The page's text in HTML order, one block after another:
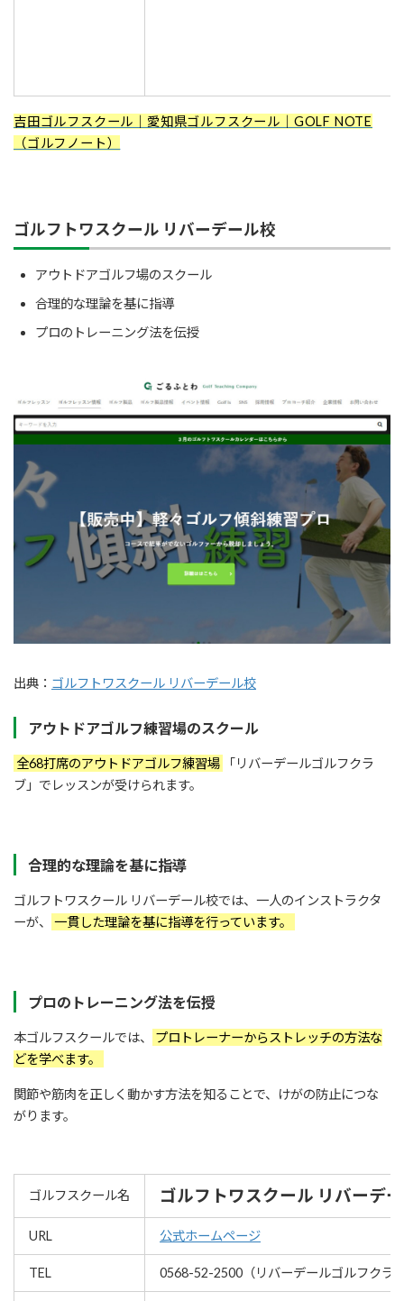
吉田ゴルフスクール｜愛知県ゴルフスクール｜GOLF NOTE
（ゴルフノート）
ゴルフトワスクール リバーデール校
アウトドアゴルフ場のスクール
合理的な理論を基に指導
プロのトレーニング法を伝授
出典： ゴルフトワスクール リバーデール校
アウトドアゴルフ練習場のスクール
全68打席のアウトドアゴルフ練習場
「リバーデールゴルフクラ
ブ」でレッスンが受けられます。
合理的な理論を基に指導
ゴルフトワスクール リバーデール校では、一人のインストラクタ
ーが、
一貫した理論を基に指導を行っています。
プロのトレーニング法を伝授
本ゴルフスクールでは、
プロトレーナーからストレッチの方法な
どを学べます。
関節や筋肉を正しく動かす方法を知ることで、けがの防止につな
がります。
ゴルフスクール名 ゴルフトワスクール リバーデ
URL 公式ホームページ
TEL 0568-52-2500（リバーデールゴルフクラ